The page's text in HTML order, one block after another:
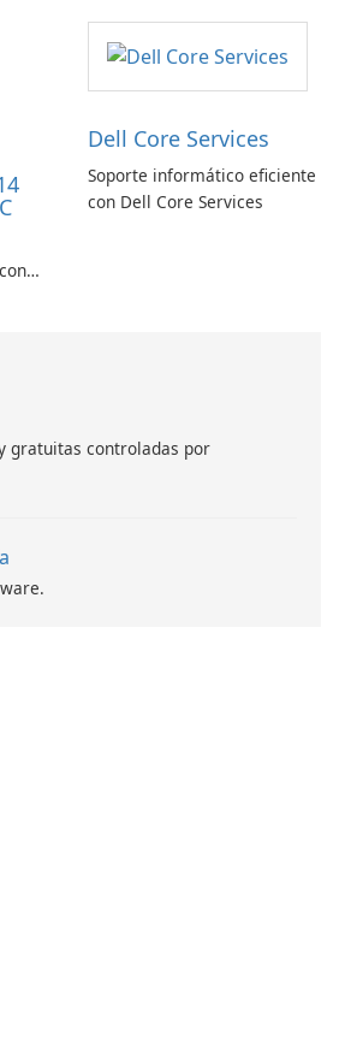
electrónico
Dell Core Services
Soporte informático eficiente
con Dell Core Services
gratuitas controladas por